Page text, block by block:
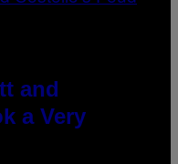
and
a Very